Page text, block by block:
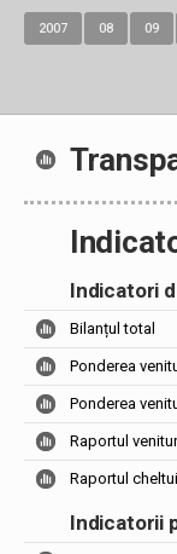
2007 08 09
Indicatori
Bilanțul total
Ponderea
Ponderea
Raportul
Raportul
Indicatorii